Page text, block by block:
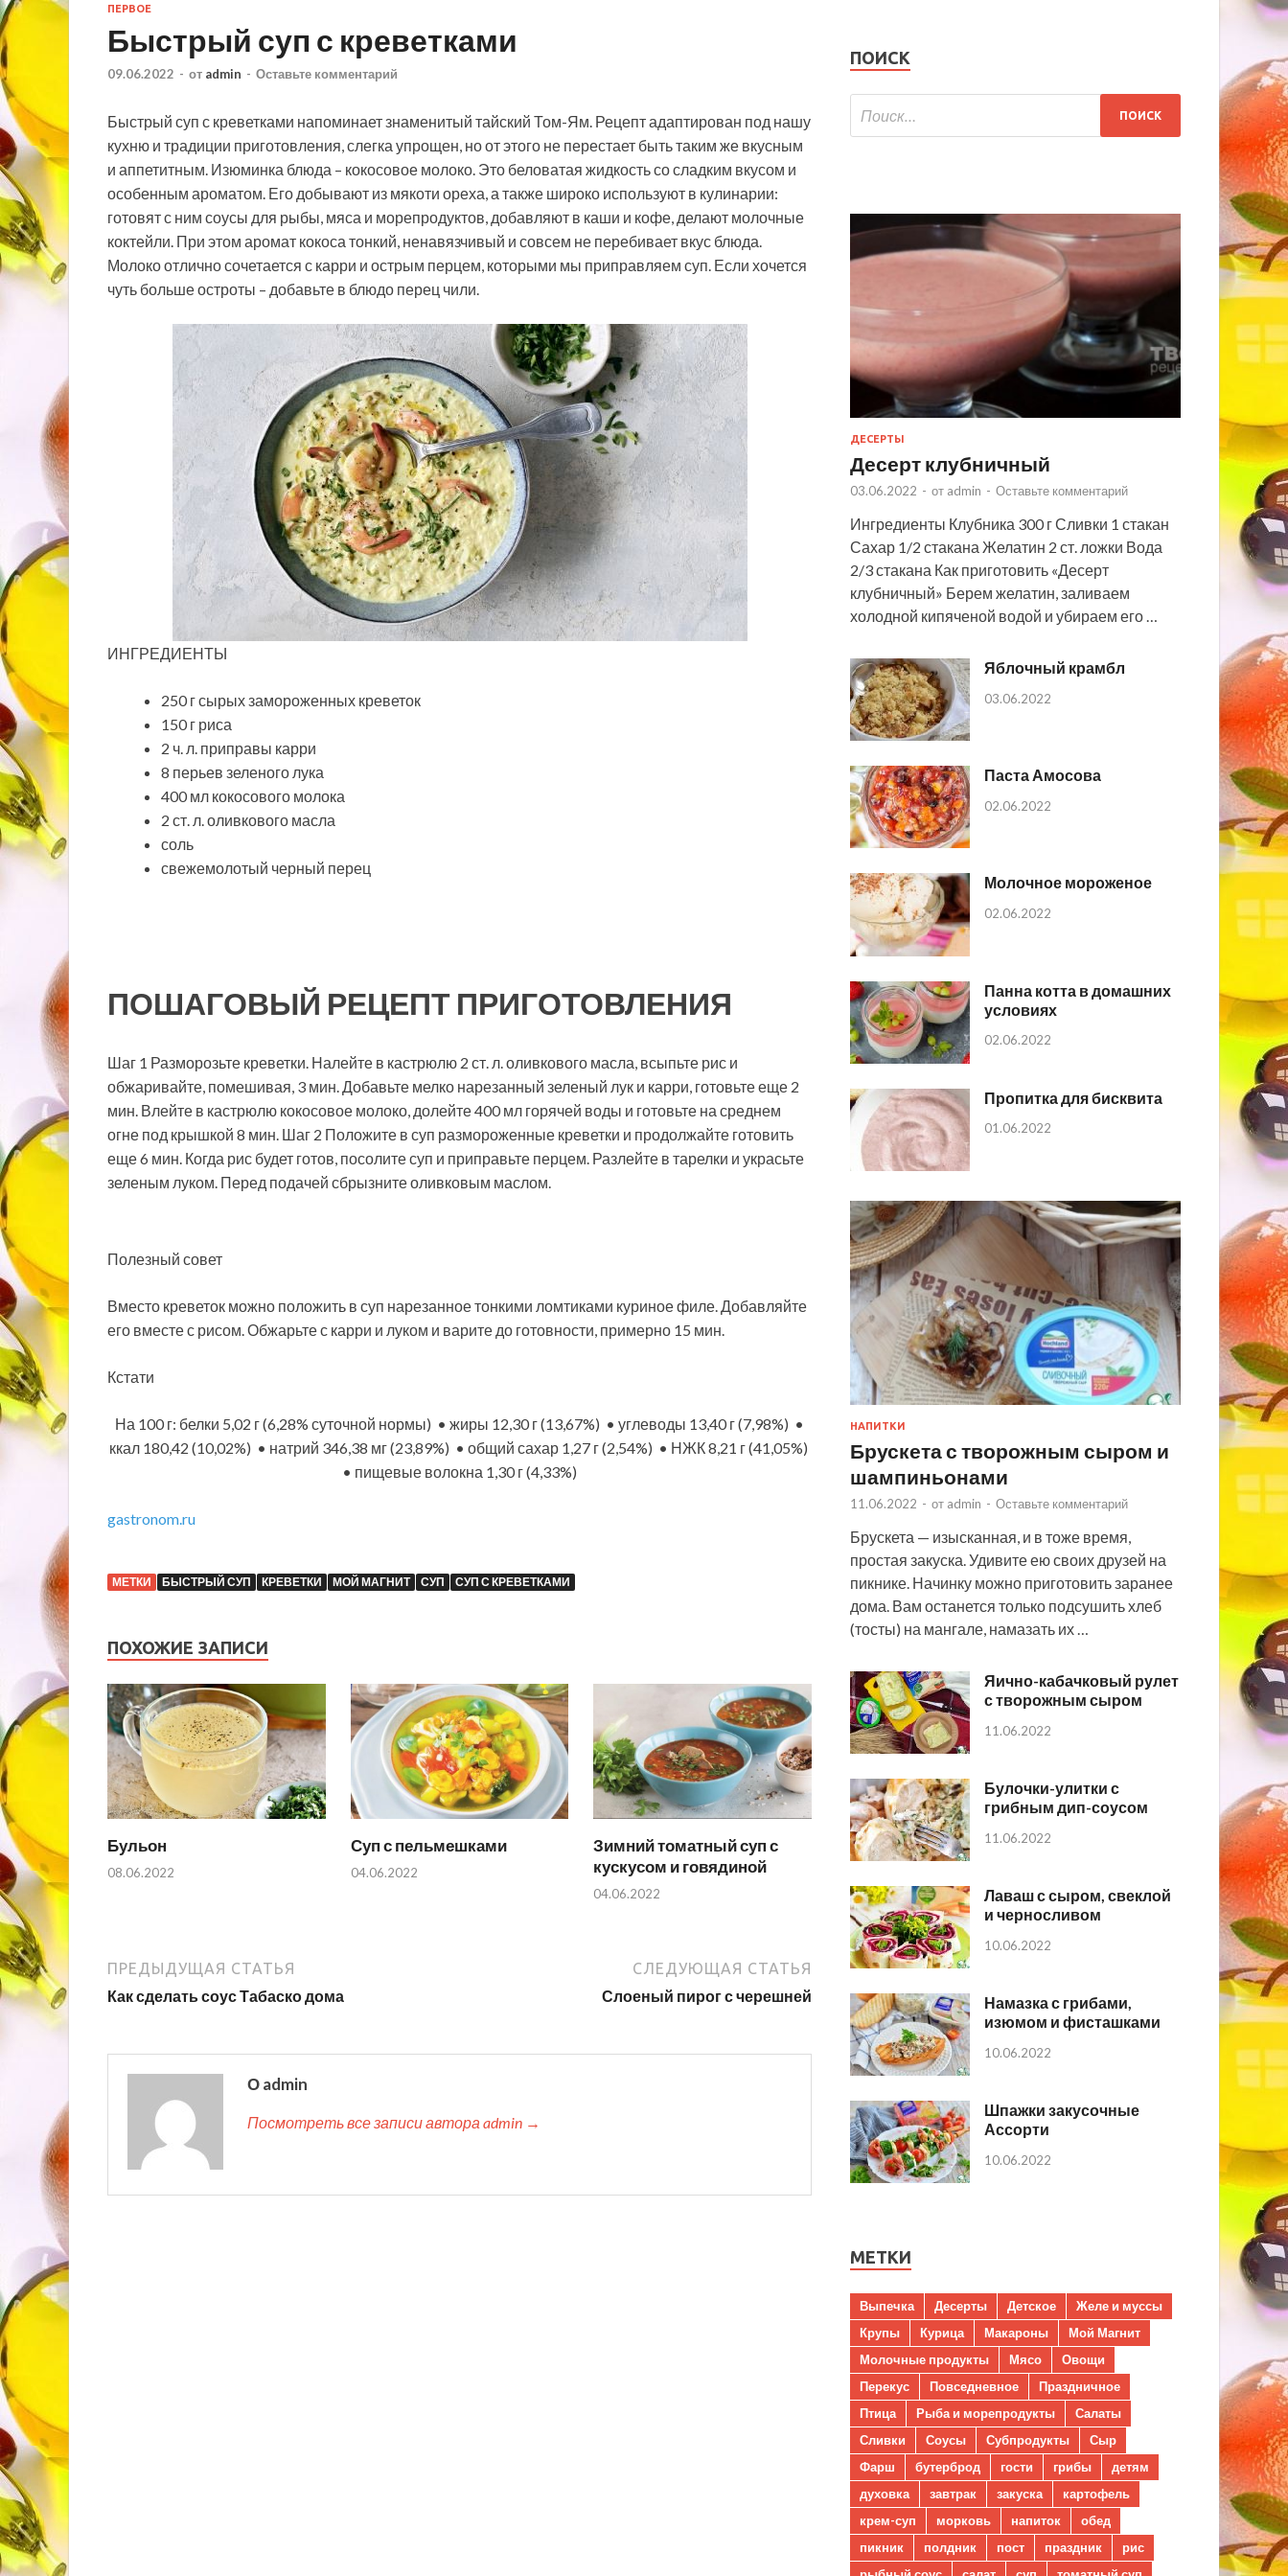
ПЕРВОЕ
Быстрый суп с креветками
09.06.2022 - от admin - Оставьте комментарий
Быстрый суп с креветками напоминает знаменитый тайский Том-Ям. Рецепт адаптирован под нашу
кухню и традиции приготовления, слегка упрощен, но от этого не перестает быть таким же вкусным
и аппетитным. Изюминка блюда – кокосовое молоко. Это беловатая жидкость со сладким вкусом и
особенным ароматом. Его добывают из мякоти ореха, а также широко используют в кулинарии:
готовят с ним соусы для рыбы, мяса и морепродуктов, добавляют в каши и кофе, делают молочные
коктейли. При этом аромат кокоса тонкий, ненавязчивый и совсем не перебивает вкус блюда.
Молоко отлично сочетается с карри и острым перцем, которыми мы приправляем суп. Если хочется
чуть больше остроты – добавьте в блюдо перец чили.
ИНГРЕДИЕНТЫ
250 г сырых замороженных креветок
150 г риса
2 ч. л. приправы карри
8 перьев зеленого лука
400 мл кокосового молока
2 ст. л. оливкового масла
соль
свежемолотый черный перец
ПОШАГОВЫЙ РЕЦЕПТ ПРИГОТОВЛЕНИЯ
Шаг 1 Разморозьте креветки. Налейте в кастрюлю 2 ст. л. оливкового масла, всыпьте рис и
обжаривайте, помешивая, 3 мин. Добавьте мелко нарезанный зеленый лук и карри, готовьте еще 2
мин. Влейте в кастрюлю кокосовое молоко, долейте 400 мл горячей воды и готовьте на среднем
огне под крышкой 8 мин. Шаг 2 Положите в суп размороженные креветки и продолжайте готовить
еще 6 мин. Когда рис будет готов, посолите суп и приправьте перцем. Разлейте в тарелки и украсьте
зеленым луком. Перед подачей сбрызните оливковым маслом.
Полезный совет
Вместо креветок можно положить в суп нарезанное тонкими ломтиками куриное филе. Добавляйте
его вместе с рисом. Обжарьте с карри и луком и варите до готовности, примерно 15 мин.
Кстати
На 100 г: белки 5,02 г (6,28% суточной нормы) • жиры 12,30 г (13,67%) • углеводы 13,40 г (7,98%) •
ккал 180,42 (10,02%) • натрий 346,38 мг (23,89%) • общий сахар 1,27 г (2,54%) • НЖК 8,21 г (41,05%)
• пищевые волокна 1,30 г (4,33%)
gastronom.ru
МЕТКИ БЫСТРЫЙ СУП КРЕВЕТКИ МОЙ МАГНИТ СУП СУП С КРЕВЕТКАМИ
ПОХОЖИЕ ЗАПИСИ
Бульон
08.06.2022
Суп с пельмешками
04.06.2022
Зимний томатный суп с
кускусом и говядиной
04.06.2022
ПРЕДЫДУЩАЯ СТАТЬЯ
Как сделать соус Табаско дома
СЛЕДУЮЩАЯ СТАТЬЯ
Слоеный пирог с черешней
О admin
Посмотреть все записи автора admin →
ПОИСК
ДЕСЕРТЫ
Десерт клубничный
03.06.2022 - от admin - Оставьте комментарий
Ингредиенты Клубника 300 г Сливки 1 стакан
Сахар 1/2 стакана Желатин 2 ст. ложки Вода
2/3 стакана Как приготовить «Десерт
клубничный» Берем желатин, заливаем
холодной кипяченой водой и убираем его …
Яблочный крамбл
03.06.2022
Паста Амосова
02.06.2022
Молочное мороженое
02.06.2022
Панна котта в домашних
условиях
02.06.2022
Пропитка для бисквита
01.06.2022
НАПИТКИ
Брускета с творожным сыром и
шампиньонами
11.06.2022 - от admin - Оставьте комментарий
Брускета — изысканная, и в тоже время,
простая закуска. Удивите ею своих друзей на
пикнике. Начинку можно приготовить заранее
дома. Вам останется только подсушить хлеб
(тосты) на мангале, намазать их …
Яично-кабачковый рулет
с творожным сыром
11.06.2022
Булочки-улитки с
грибным дип-соусом
11.06.2022
Лаваш с сыром, свеклой
и черносливом
10.06.2022
Намазка с грибами,
изюмом и фисташками
10.06.2022
Шпажки закусочные
Ассорти
10.06.2022
МЕТКИ
Выпечка Десерты Детское
Желе и муссы
Крупы
Курица Макароны
Мой Магнит
Молочные продукты
Мясо
Овощи
Перекус
Повседневное
Праздничное
Птица
Рыба и морепродукты
Салаты
Сливки
Соусы Субпродукты
Сыр
Фарш
бутерброд гости грибы
детям
духовка
завтрак закуска
картофель
крем-суп
морковь напиток
обед
пикник
полдник пост праздник
рис